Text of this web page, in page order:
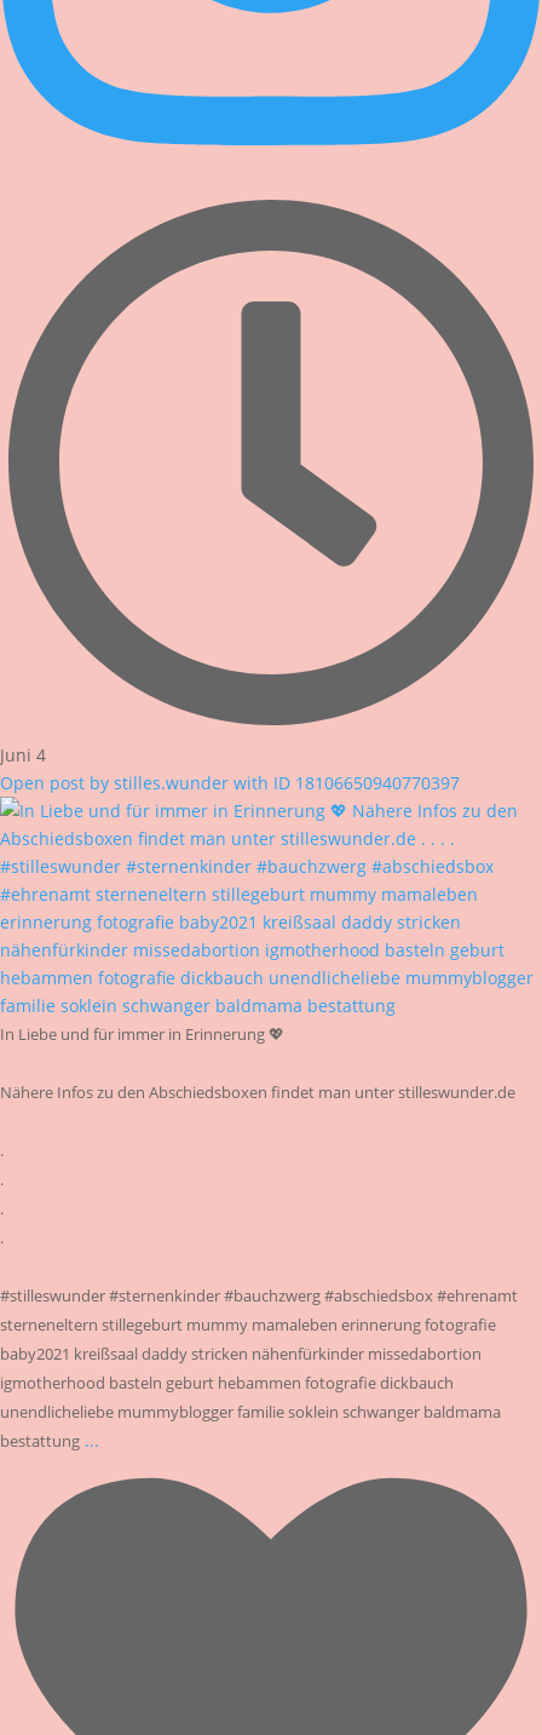
Juni 4
Open post by stilles.wunder with ID 18106650940770397
In Liebe und für immer in Erinnerung 💖
Nähere Infos zu den Abschiedsboxen findet man unter stilleswunder.de
.
.
.
.
#stilleswunder #sternenkinder #bauchzwerg #abschiedsbox #ehrenamt
sterneneltern stillegeburt mummy mamaleben erinnerung fotografie
baby2021 kreißsaal daddy stricken nähenfürkinder missedabortion
igmotherhood basteln geburt hebammen fotografie dickbauch
unendlicheliebe mummyblogger familie soklein schwanger baldmama
bestattung ...